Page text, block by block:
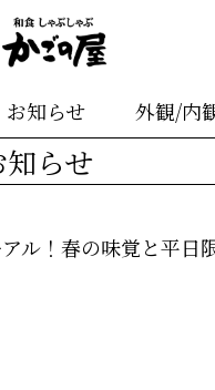
お知らせ 外観/内
知らせ
ル！春の味覚と平日